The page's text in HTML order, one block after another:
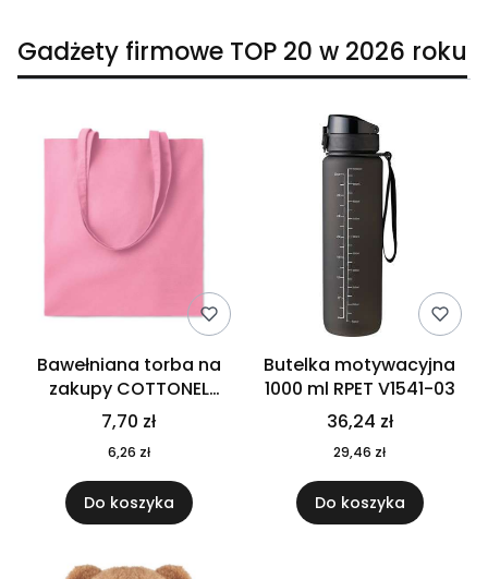
Gadżety firmowe TOP 20 w 2026 roku
Bawełniana torba na
zakupy COTTONEL
COLOUR++ MO9846-11
7,70 zł
6,26 zł
Do koszyka
Butelka motywacyjna
1000 ml RPET V1541-03
36,24 zł
29,46 zł
Do koszyka